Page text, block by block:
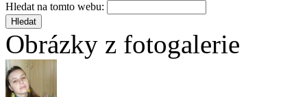
Hledat na tomto webu:
Obrázky z fotogalerie